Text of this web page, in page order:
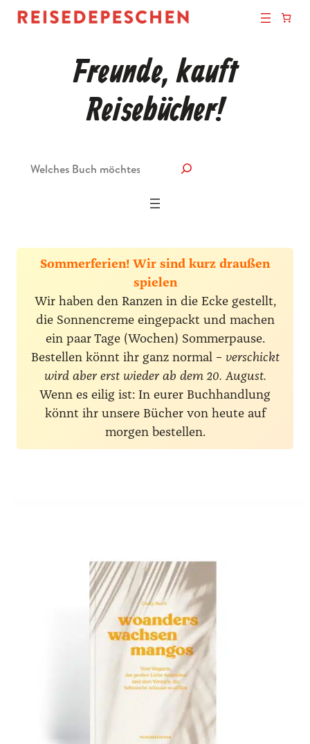
Freunde, kauft
Reisebücher!
Sommerferien! Wir sind kurz draußen
spielen
Wir haben den Ranzen in die Ecke gestellt,
die Sonnencreme eingepackt und machen
ein paar Tage (Wochen) Sommerpause.
Bestellen könnt ihr ganz normal – verschickt
wird aber erst wieder ab dem 20. August.
Wenn es eilig ist: In eurer Buchhandlung
könnt ihr unsere Bücher von heute auf
morgen bestellen.